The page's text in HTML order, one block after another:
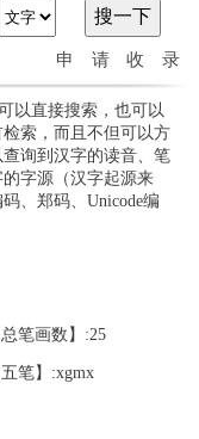
申请收录
以直接搜索，也可以
索，而且不但可以方
询到汉字的读音、笔
字源（汉字起源来
、郑码、Unicode编
总笔画数】:25
五笔】:xgmx